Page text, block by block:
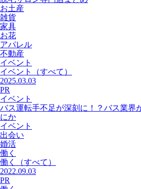
お土産
雑貨
家具
お花
アパレル
不動産
イベント
イベント
（すべて）
2025.03.03
PR
イベント
バス運転手不足が深刻に！？バス業界
にか
イベント
出会い
婚活
働く
働く
（すべて）
2022.09.03
PR